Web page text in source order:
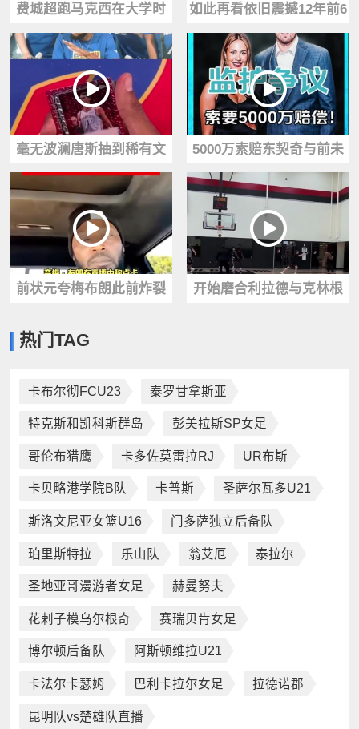
费城超跑马克西在大学时
就已经是个狠角色了！
如此再看依旧震撼12年前6
尺2寸奎·帕克的炸扣引爆全
网！
毫无波澜唐斯抽到稀有文
班亚马签名球星卡，示意
大家冷静
5000万索赔东契奇与前未
婚妻纠纷再起！后者先撤
诉再起诉
前状元夸梅布朗此前炸裂
最佳，超越詹姆斯
开始磨合利拉德与克林根
热门TAG
卡布尔彻FCU23 泰罗甘拿斯亚
特克斯和凯科斯群岛 彭美拉斯SP女足
哥伦布猎鹰 卡多佐莫雷拉RJ UR布斯
卡贝略港学院B队 卡普斯 圣萨尔瓦多U21
斯洛文尼亚女篮U16 门多萨独立后备队
珀里斯特拉 乐山队 翁艾厄 泰拉尔
圣地亚哥漫游者女足 赫曼努夫
花剌子模乌尔根奇 赛瑞贝肯女足
博尔顿后备队 阿斯顿维拉U21
卡法尔卡瑟姆 巴利卡拉尔女足 拉德诺郡
昆明队vs楚雄队直播